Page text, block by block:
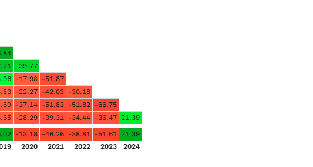
39.77
-17.98 -51.87
-22.27 -42.03 -30.18
-37.14 -51.83 -51.82 -66.75
-28.29 -39.31 -34.44 -36.47 21.39
-13.18 -46.26 -38.81 -51.61 21.39
2020 2021 2022 2023 2024